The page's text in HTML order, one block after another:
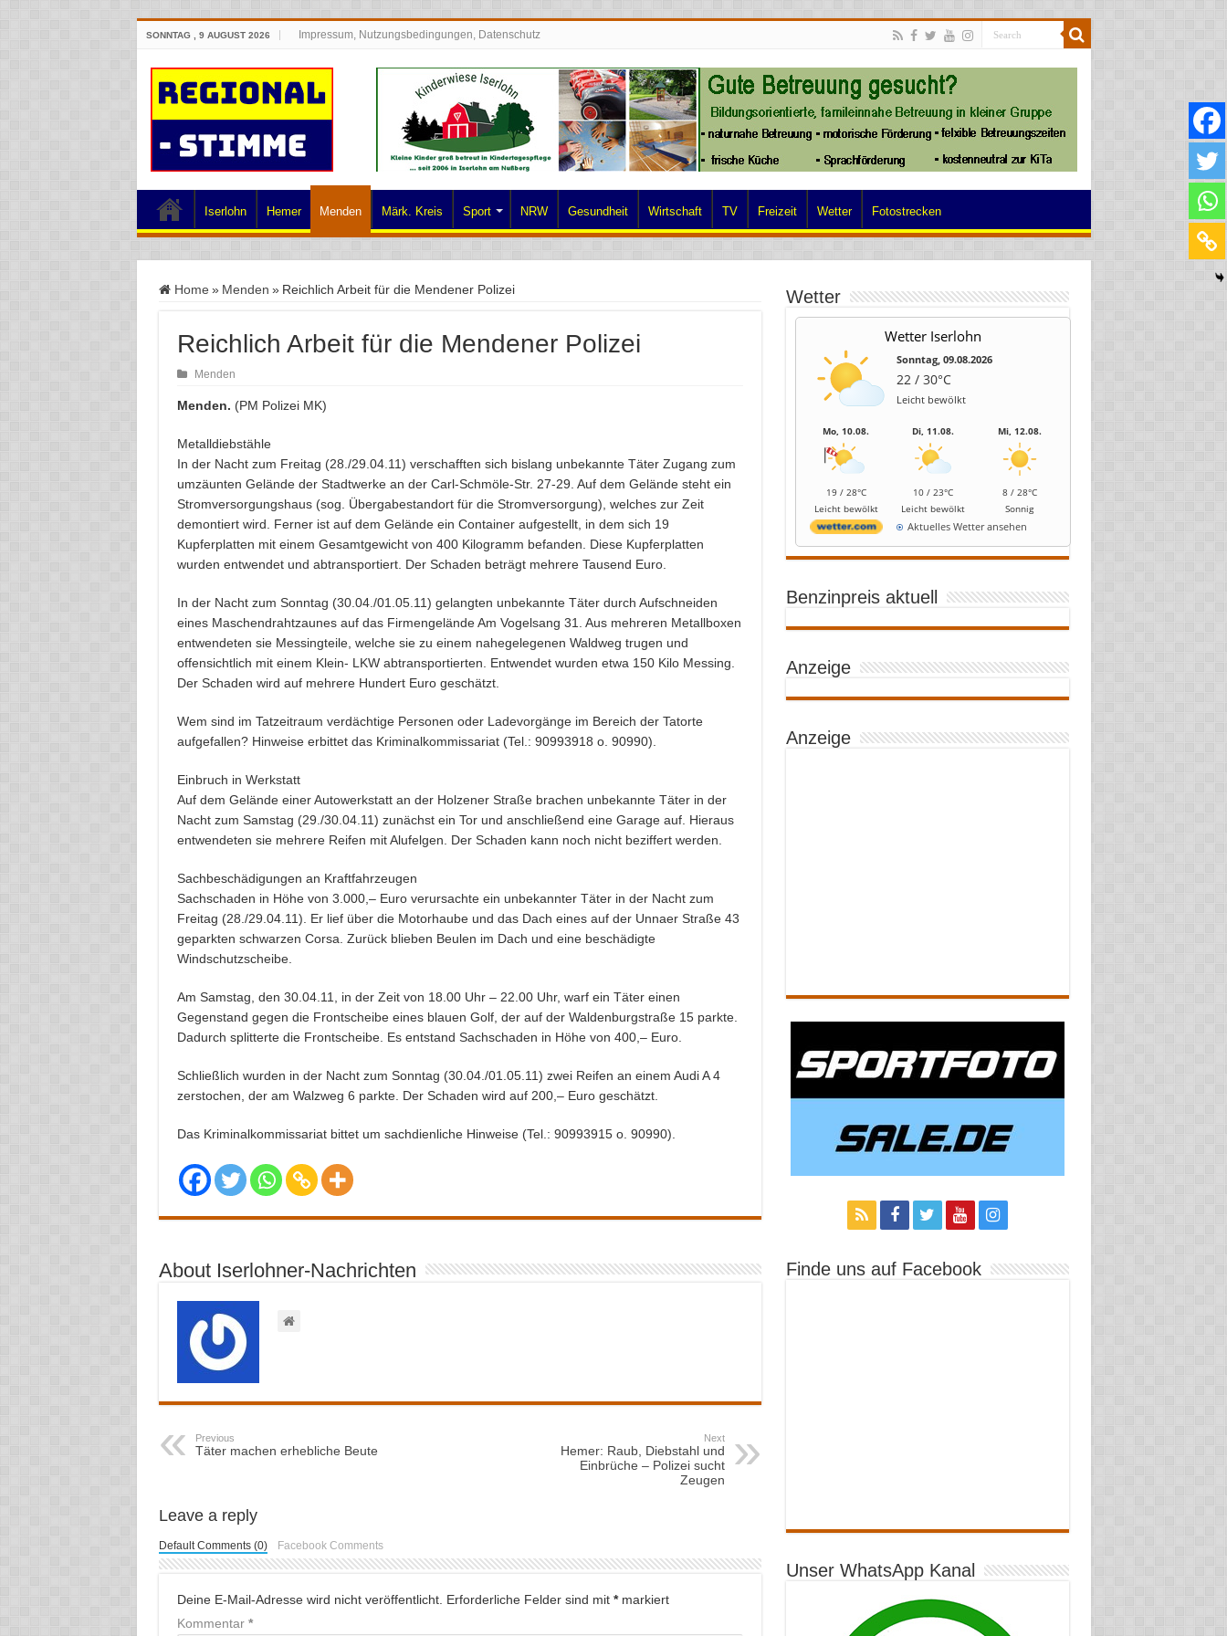
SONNTAG , 9 AUGUST 2026 Impressum, Nutzungsbedingungen, Datenschutz
Iserlohn Hemer Menden Märk. Kreis Sport NRW Gesundheit Wirtschaft TV Freizeit Wetter Fotostrecken
Home » Menden » Reichlich Arbeit für die Mendener Polizei
Reichlich Arbeit für die Mendener Polizei
Menden
Menden. (PM Polizei MK)
Metalldiebstähle
In der Nacht zum Freitag (28./29.04.11) verschafften sich bislang unbekannte Täter Zugang zum
umzäunten Gelände der Stadtwerke an der Carl-Schmöle-Str. 27-29. Auf dem Gelände steht ein
Stromversorgungshaus (sog. Übergabestandort für die Stromversorgung), welches zur Zeit
demontiert wird. Ferner ist auf dem Gelände ein Container aufgestellt, in dem sich 19
Kupferplatten mit einem Gesamtgewicht von 400 Kilogramm befanden. Diese Kupferplatten
wurden entwendet und abtransportiert. Der Schaden beträgt mehrere Tausend Euro.
In der Nacht zum Sonntag (30.04./01.05.11) gelangten unbekannte Täter durch Aufschneiden
eines Maschendrahtzaunes auf das Firmengelände Am Vogelsang 31. Aus mehreren Metallboxen
entwendeten sie Messingteile, welche sie zu einem nahegelegenen Waldweg trugen und
offensichtlich mit einem Klein- LKW abtransportierten. Entwendet wurden etwa 150 Kilo Messing.
Der Schaden wird auf mehrere Hundert Euro geschätzt.
Wem sind im Tatzeitraum verdächtige Personen oder Ladevorgänge im Bereich der Tatorte
aufgefallen? Hinweise erbittet das Kriminalkommissariat (Tel.: 90993918 o. 90990).
Einbruch in Werkstatt
Auf dem Gelände einer Autowerkstatt an der Holzener Straße brachen unbekannte Täter in der
Nacht zum Samstag (29./30.04.11) zunächst ein Tor und anschließend eine Garage auf. Hieraus
entwendeten sie mehrere Reifen mit Alufelgen. Der Schaden kann noch nicht beziffert werden.
Sachbeschädigungen an Kraftfahrzeugen
Sachschaden in Höhe von 3.000,– Euro verursachte ein unbekannter Täter in der Nacht zum
Freitag (28./29.04.11). Er lief über die Motorhaube und das Dach eines auf der Unnaer Straße 43
geparkten schwarzen Corsa. Zurück blieben Beulen im Dach und eine beschädigte
Windschutzscheibe.
Am Samstag, den 30.04.11, in der Zeit von 18.00 Uhr – 22.00 Uhr, warf ein Täter einen
Gegenstand gegen die Frontscheibe eines blauen Golf, der auf der Waldenburgstraße 15 parkte.
Dadurch splitterte die Frontscheibe. Es entstand Sachschaden in Höhe von 400,– Euro.
Schließlich wurden in der Nacht zum Sonntag (30.04./01.05.11) zwei Reifen an einem Audi A 4
zerstochen, der am Walzweg 6 parkte. Der Schaden wird auf 200,– Euro geschätzt.
Das Kriminalkommissariat bittet um sachdienliche Hinweise (Tel.: 90993915 o. 90990).
About Iserlohner-Nachrichten
Previous
Täter machen erhebliche Beute
Next
Hemer: Raub, Diebstahl und
Einbrüche – Polizei sucht
Zeugen
Leave a reply
Default Comments (0) Facebook Comments
Deine E-Mail-Adresse wird nicht veröffentlicht. Erforderliche Felder sind mit *markiert
Kommentar *
Wetter
Wetter Iserlohn
Sonntag, 09.08.2026
22 / 30°C
Leicht bewölkt
Mo, 10.08.
19 / 28°C
Leicht bewölkt
Di, 11.08.
10 / 23°C
Leicht bewölkt
Mi, 12.08.
8 / 28°C
Sonnig
Aktuelles Wetter ansehen
Benzinpreis aktuell
Anzeige
Anzeige
Finde uns auf Facebook
Unser WhatsApp Kanal